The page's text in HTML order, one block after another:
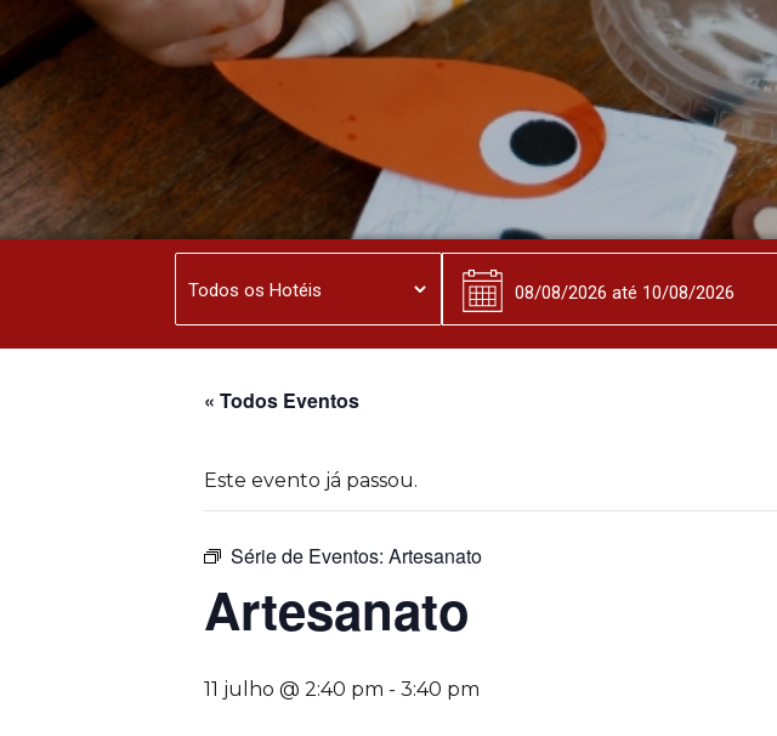
« Todos Eventos
Este evento já passou.
Série de Eventos: Artesanato
Artesanato
11 julho @ 2:40 pm - 3:40 pm